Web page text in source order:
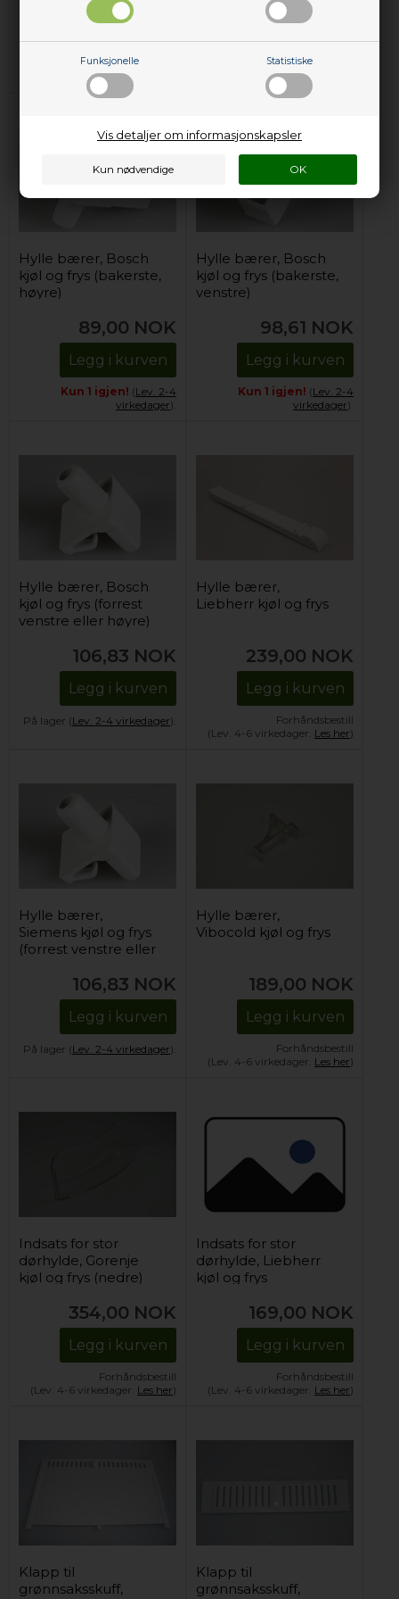
Funksjonelle Statistiske
Vis detaljer om informasjonskapsler
309,00
Legg i kurven
Lev. 2-4 virkedager
309,00 NOK
Legg i kurven
Lev. 2-4 virkedager
Hylle bærer, Bosch
kjøl og frys (bakerste,
høyre)
89,00 NOK
Legg i kurven
Kun 1 igjen! (Lev. 2-4
virkedager).
Hylle bærer, Bosch
kjøl og frys (bakerste,
venstre)
98,61 NOK
Legg i kurven
Kun 1 igjen! (Lev. 2-4
virkedager).
Hylle bærer, Bosch
kjøl og frys (forrest
venstre eller høyre)
106,83 NOK
Legg i kurven
På lager (Lev. 2-4 virkedager).
Hylle bærer,
Liebherr kjøl og frys
239,00 NOK
Legg i kurven
Forhåndsbestill
(Lev. 4-6 virkedager. Les her)
Hylle bærer,
Siemens kjøl og frys
(forrest venstre eller
106,83 NOK
Legg i kurven
På lager (Lev. 2-4 virkedager).
Hylle bærer,
Vibocold kjøl og frys
189,00 NOK
Legg i kurven
Forhåndsbestill
(Lev. 4-6 virkedager. Les her)
Indsats for stor
dørhylde, Gorenje
kjøl og frys (nedre)
354,00 NOK
Legg i kurven
Forhåndsbestill
(Lev. 4-6 virkedager. Les her)
Indsats for stor
dørhylde, Liebherr
kjøl og frys
169,00 NOK
Legg i kurven
Forhåndsbestill
(Lev. 4-6 virkedager. Les her)
Klapp til
grønnsaksskuff,
Klapp til
grønnsaksskuff,